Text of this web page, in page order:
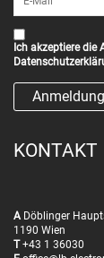
Ich akzeptiere die
KONTAKT
A Döblinger
1190 Wien
T+43 1 36030